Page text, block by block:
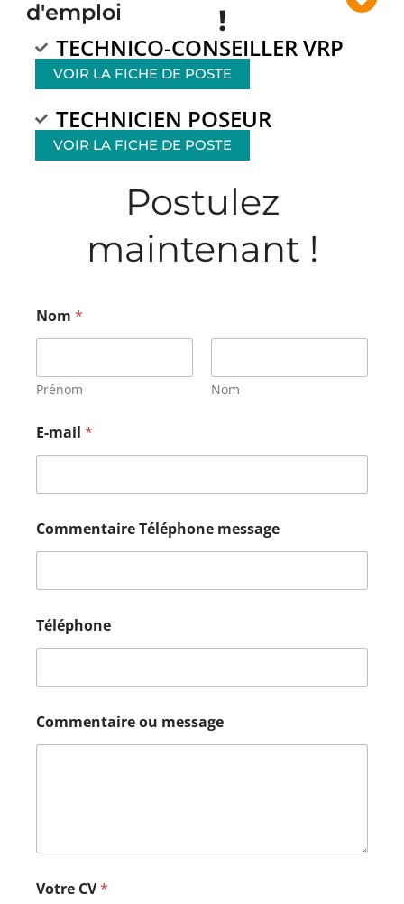
!
d'emploi
TECHNICO-CONSEILLER VRP
VOIR LA FICHE DE POSTE
TECHNICIEN POSEUR
VOIR LA FICHE DE POSTE
Postulez
maintenant !
Nom*
Prénom Nom
E-mail*
Commentaire Téléphone message
Téléphone
Commentaire ou message
Votre CV*